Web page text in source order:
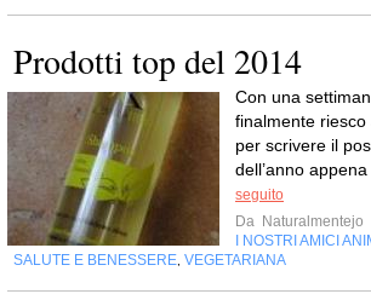
Prodotti top del 2014
Con una
finalmente
per scrivere il
dell’anno
seguito
Da Naturalmentejo
I NOSTRI AMICI
SALUTE E BENESSERE VEGETARIANA